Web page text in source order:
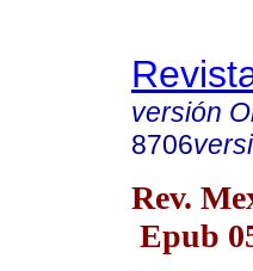
versión
8706
Rev.
Epub